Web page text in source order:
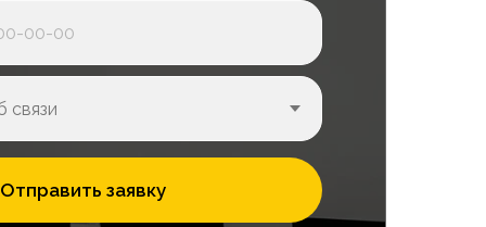
Отправить заявку